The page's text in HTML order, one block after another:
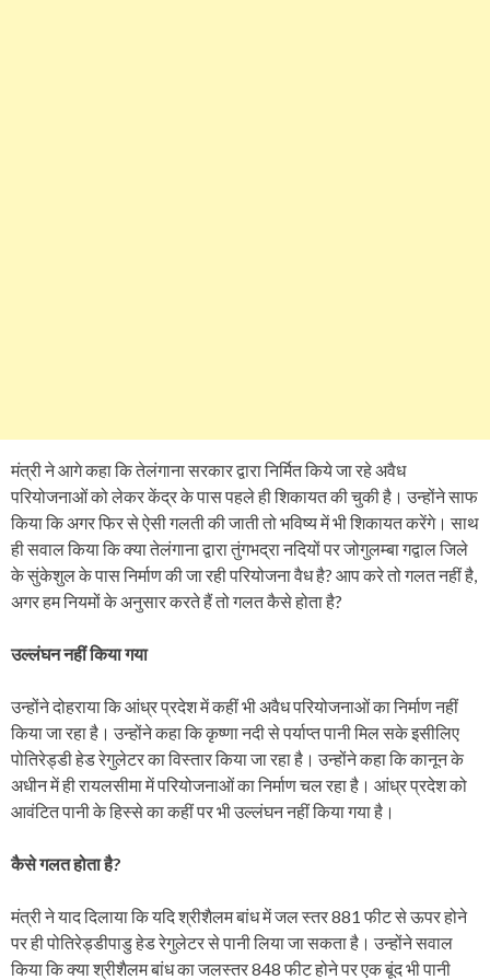
मंत्री ने आगे कहा कि तेलंगाना सरकार द्वारा निर्मित किये जा रहे अवैध
परियोजनाओं को लेकर केंद्र के पास पहले ही शिकायत की चुकी है। उन्होंने साफ
किया कि अगर फिर से ऐसी गलती की जाती तो भविष्य में भी शिकायत करेंगे। साथ
ही सवाल किया कि क्या तेलंगाना द्वारा तुंगभद्रा नदियों पर जोगुलम्बा गद्वाल जिले
के सुंकेशुल के पास निर्माण की जा रही परियोजना वैध है? आप करे तो गलत नहीं है,
अगर हम नियमों के अनुसार करते हैं तो गलत कैसे होता है?
उल्लंघन नहीं किया गया
उन्होंने दोहराया कि आंध्र प्रदेश में कहीं भी अवैध परियोजनाओं का निर्माण नहीं
किया जा रहा है। उन्होंने कहा कि कृष्णा नदी से पर्याप्त पानी मिल सके इसीलिए
पोतिरेड्डी हेड रेगुलेटर का विस्तार किया जा रहा है। उन्होंने कहा कि कानून के
अधीन में ही रायलसीमा में परियोजनाओं का निर्माण चल रहा है। आंध्र प्रदेश को
आवंटित पानी के हिस्से का कहीं पर भी उल्लंघन नहीं किया गया है।
कैसे गलत होता है?
मंत्री ने याद दिलाया कि यदि श्रीशैलम बांध में जल स्तर 881 फीट से ऊपर होने
पर ही पोतिरेड्डीपाडु हेड रेगुलेटर से पानी लिया जा सकता है। उन्होंने सवाल
किया कि क्या श्रीशैलम बांध का जलस्तर 848 फीट होने पर एक बूंद भी पानी